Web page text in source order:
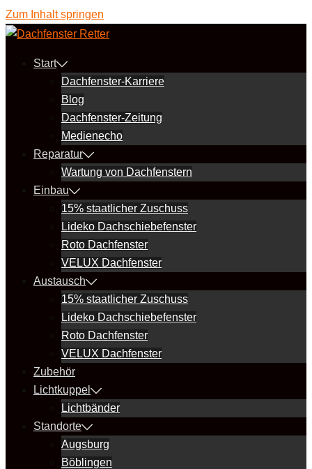
Zum Inhalt springen
Start
Dachfenster-Karriere
Blog
Dachfenster-Zeitung
Medienecho
Reparatur
Wartung von Dachfenstern
Einbau
15% staatlicher Zuschuss
Lideko Dachschiebefenster
Roto Dachfenster
VELUX Dachfenster
Austausch
15% staatlicher Zuschuss
Lideko Dachschiebefenster
Roto Dachfenster
VELUX Dachfenster
Zubehör
Lichtkuppel
Lichtbänder
Standorte
Augsburg
Böblingen